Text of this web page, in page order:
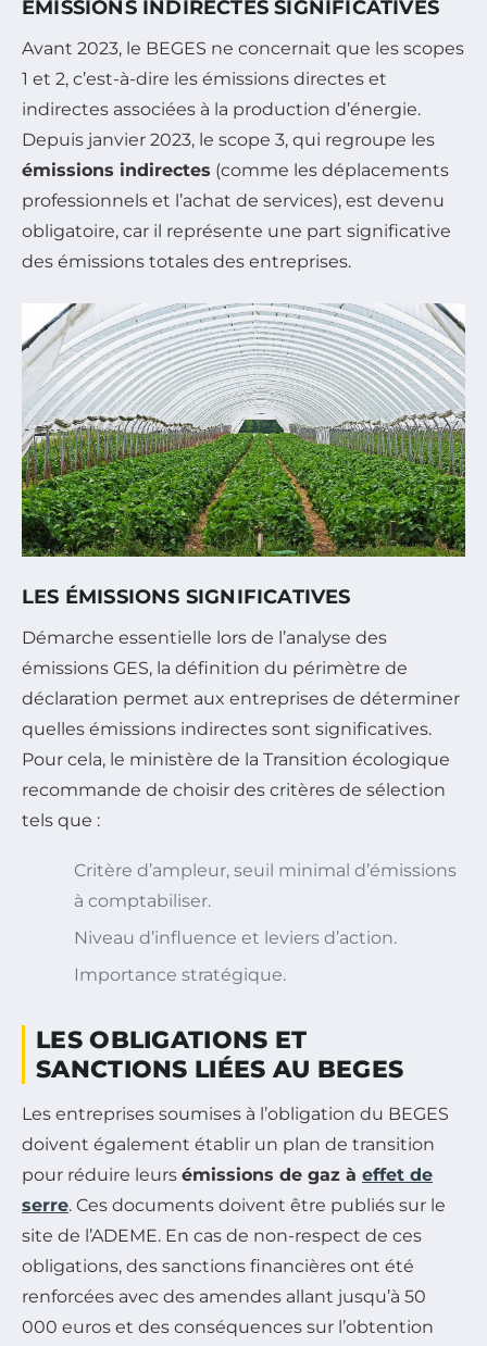
ÉMISSIONS INDIRECTES SIGNIFICATIVES
Avant 2023, le BEGES ne concernait que les scopes
1 et 2, c’est-à-dire les émissions directes et
indirectes associées à la production d’énergie.
Depuis janvier 2023, le scope 3, qui regroupe les
émissions indirectes (comme les déplacements
professionnels et l’achat de services), est devenu
obligatoire, car il représente une part significative
des émissions totales des entreprises.
LES ÉMISSIONS SIGNIFICATIVES
Démarche essentielle lors de l’analyse des
émissions GES, la définition du périmètre de
déclaration permet aux entreprises de déterminer
quelles émissions indirectes sont significatives.
Pour cela, le ministère de la Transition écologique
recommande de choisir des critères de sélection
tels que :
Critère d’ampleur, seuil minimal d’émissions
à comptabiliser.
Niveau d’influence et leviers d’action.
Importance stratégique.
LES OBLIGATIONS ET
SANCTIONS LIÉES AU BEGES
Les entreprises soumises à l’obligation du BEGES
doivent également établir un plan de transition
pour réduire leurs émissions de gaz à effet de
serre. Ces documents doivent être publiés sur le
site de l’ADEME. En cas de non-respect de ces
obligations, des sanctions financières ont été
renforcées avec des amendes allant jusqu’à 50
000 euros et des conséquences sur l’obtention